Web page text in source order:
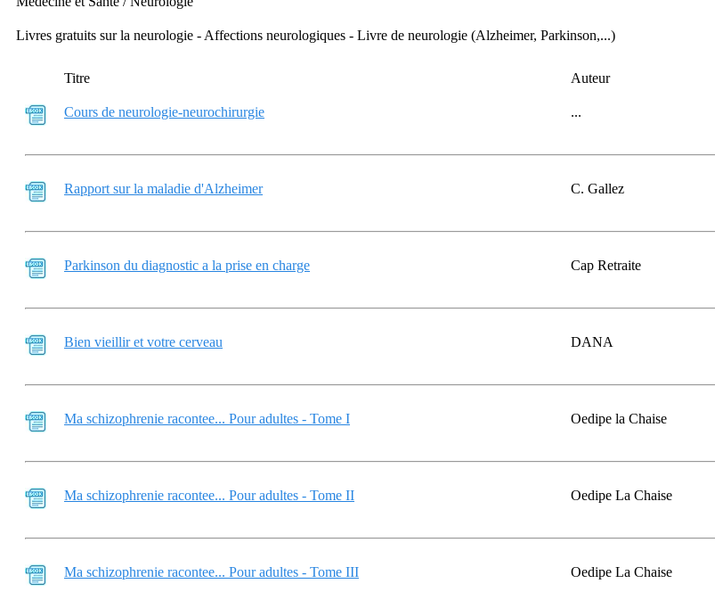
Livres gratuits sur la neurologie - Affections neurologiques - Livre de neurologie (Alzheimer, Parkinson,...)
Titre Auteur
Cours de neurologie-neurochirurgie ...
Rapport sur la maladie d'Alzheimer C. Gallez
Parkinson du diagnostic a la prise en charge Cap Retraite
Bien vieillir et votre cerveau DANA
Ma schizophrenie racontee... Pour adultes - Tome I Oedipe la Chaise
Ma schizophrenie racontee... Pour adultes - Tome II Oedipe La Chaise
Ma schizophrenie racontee... Pour adultes - Tome III Oedipe La Chaise